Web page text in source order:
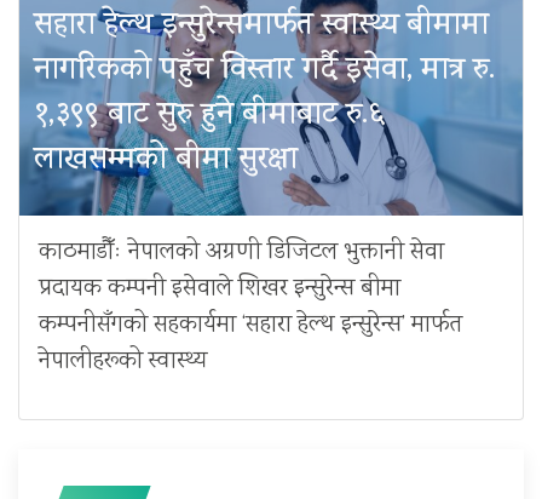
सहारा हेल्थ इन्सुरेन्समार्फत स्वास्थ्य बीमामा
नागरिकको पहुँच विस्तार गर्दै इसेवा, मात्र रु.
१,३९९ बाट सुरु हुने बीमाबाट रु.६
लाखसम्मको बीमा सुरक्षा
काठमाडौँः नेपालको अग्रणी डिजिटल भुक्तानी सेवा
प्रदायक कम्पनी इसेवाले शिखर इन्सुरेन्स बीमा
कम्पनीसँगको सहकार्यमा ‘सहारा हेल्थ इन्सुरेन्स’ मार्फत
नेपालीहरूको स्वास्थ्य